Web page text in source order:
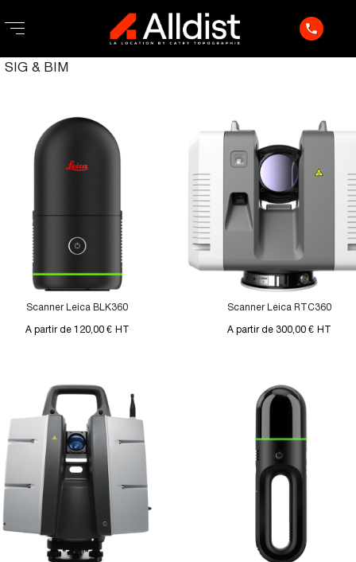
phone
SIG & BIM
Scanner Leica BLK360
A partir de 120,00 € HT
Scanner Leica RTC360
A partir de 300,00 € HT